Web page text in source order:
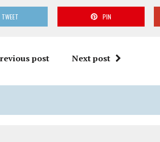
TWEET PIN
post Next post